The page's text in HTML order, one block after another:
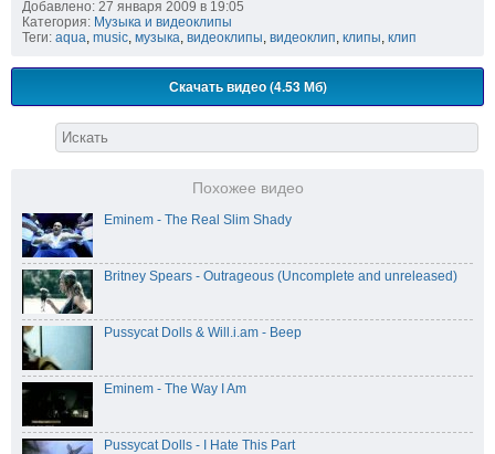
Добавлено: 27 января 2009 в 19:05
Категория: Музыка и видеоклипы
Теги: aqua music музыка видеоклипы видеоклип клипы клип
Скачать видео (4.53 Мб)
Похожее видео
Eminem - The Real Slim Shady
Britney Spears - Outrageous (Uncomplete and unreleased)
Pussycat Dolls & Will.i.am - Beep
Eminem - The Way I Am
Pussycat Dolls - I Hate This Part